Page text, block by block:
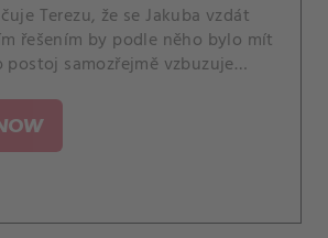
Terezu, že se Jakuba vzdát
řešením by podle něho bylo mít
postoj samozřejmě vzbuzuje